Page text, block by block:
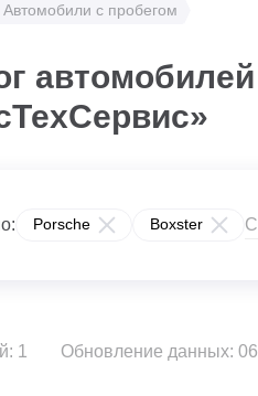
Автомобили с пробегом
Porsche Boxster
1 Обновление данных: